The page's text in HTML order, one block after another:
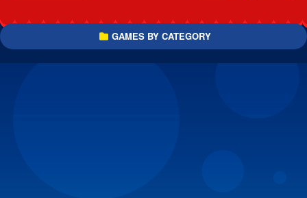
GAMES BY CATEGORY